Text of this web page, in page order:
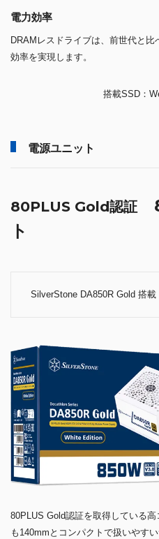
電力効率
DRAMレスドライブは、前世代と
効率を実現します。
搭載SSD：
電源ユニット
80PLUS Gold認証
ト
SilverStone DA850R Gold 搭載
80PLUS Gold認証を取得している
も140mmとコンパクトで扱いやすい